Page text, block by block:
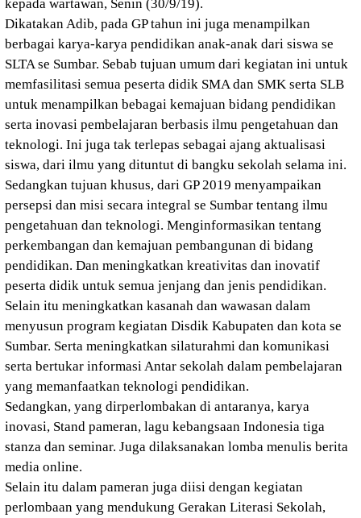
kepada wartawan, Senin (30/9/19).
Dikatakan Adib, pada GP tahun ini juga menampilkan
berbagai karya-karya pendidikan anak-anak dari siswa se
SLTA se Sumbar. Sebab tujuan umum dari kegiatan ini untuk
memfasilitasi semua peserta didik SMA dan SMK serta SLB
untuk menampilkan bebagai kemajuan bidang pendidikan
serta inovasi pembelajaran berbasis ilmu pengetahuan dan
teknologi. Ini juga tak terlepas sebagai ajang aktualisasi
siswa, dari ilmu yang dituntut di bangku sekolah selama ini.
Sedangkan tujuan khusus, dari GP 2019 menyampaikan
persepsi dan misi secara integral se Sumbar tentang ilmu
pengetahuan dan teknologi. Menginformasikan tentang
perkembangan dan kemajuan pembangunan di bidang
pendidikan. Dan meningkatkan kreativitas dan inovatif
peserta didik untuk semua jenjang dan jenis pendidikan.
Selain itu meningkatkan kasanah dan wawasan dalam
menyusun program kegiatan Disdik Kabupaten dan kota se
Sumbar. Serta meningkatkan silaturahmi dan komunikasi
serta bertukar informasi Antar sekolah dalam pembelajaran
yang memanfaatkan teknologi pendidikan.
Sedangkan, yang dirperlombakan di antaranya, karya
inovasi, Stand pameran, lagu kebangsaan Indonesia tiga
stanza dan seminar. Juga dilaksanakan lomba menulis berita
media online.
Selain itu dalam pameran juga diisi dengan kegiatan
perlombaan yang mendukung Gerakan Literasi Sekolah,